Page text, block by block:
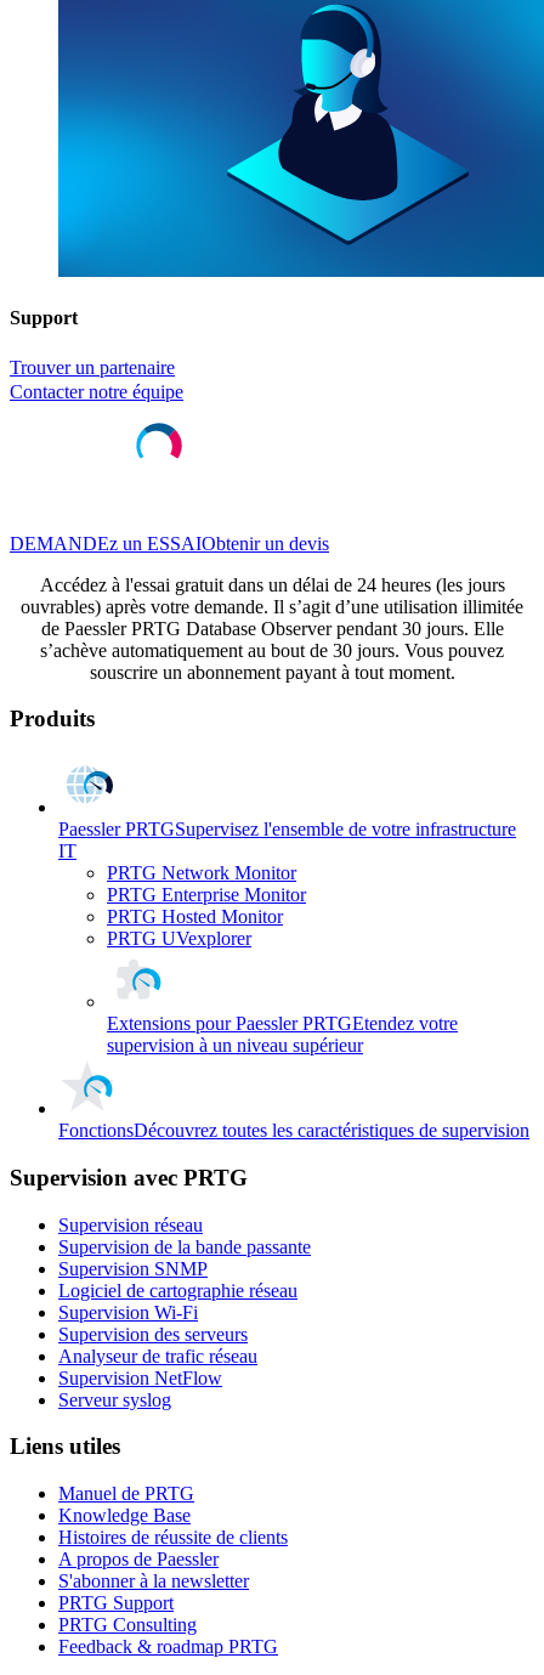
Support
Trouver un partenaire
Contacter notre équipe
DEMANDEz un ESSAIObtenir un devis
Accédez à l'essai gratuit dans un délai de 24 heures (les jours
ouvrables) après votre demande. Il s’agit d’une utilisation illimitée
de Paessler PRTG Database Observer pendant 30 jours. Elle
s’achève automatiquement au bout de 30 jours. Vous pouvez
souscrire un abonnement payant à tout moment.
Produits
Paessler PRTGSupervisez l'ensemble de votre infrastructure
IT
PRTG Network Monitor
PRTG Enterprise Monitor
PRTG Hosted Monitor
PRTG UVexplorer
Extensions pour Paessler PRTGEtendez votre
supervision à un niveau supérieur
FonctionsDécouvrez toutes les caractéristiques de supervision
Supervision avec PRTG
Supervision réseau
Supervision de la bande passante
Supervision SNMP
Logiciel de cartographie réseau
Supervision Wi-Fi
Supervision des serveurs
Analyseur de trafic réseau
Supervision NetFlow
Serveur syslog
Liens utiles
Manuel de PRTG
Knowledge Base
Histoires de réussite de clients
A propos de Paessler
S'abonner à la newsletter
PRTG Support
PRTG Consulting
Feedback & roadmap PRTG